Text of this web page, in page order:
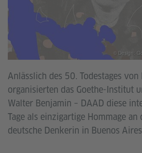
Anlässlich des 50. Todestages
organisierten das Goethe-Institut
Walter Benjamin – DAAD diese
Tage als einzigartige Hommage an
deutsche Denkerin in Buenos
© Design: